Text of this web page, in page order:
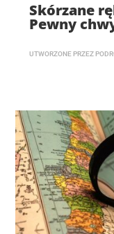
Skórzane
Pewny
UTWORZONE PRZEZ